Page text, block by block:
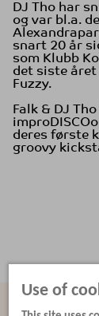
DJ Tho har
og var bl.a.
snart 20 år
som Klubb
det siste
Fuzzy.
Falk & DJ
deres første
groovy
Use of